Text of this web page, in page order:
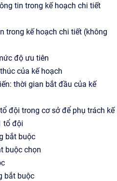
tin trong kế hoạch chi tiết
trong kế hoạch chi tiết (không
độ ưu tiên
của kế hoạch
thời gian bắt đầu của kế
đội trong cơ sở để phụ trách kế
tổ đội
bắt buộc
buộc chọn
bắt buộc